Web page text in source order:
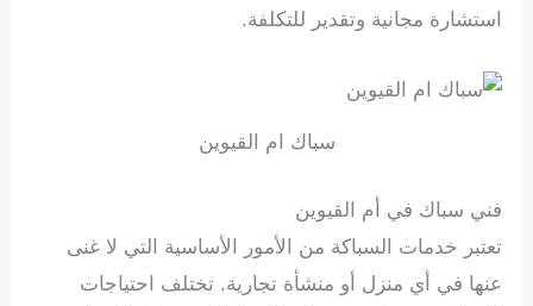
استشارة مجانية وتقدير للتكلفة.
سباك ام القيوين
فني سباك في أم القيوين
تعتبر خدمات السباكة من الأمور الأساسية التي لا غنى
عنها في أي منزل أو منشأة تجارية. تختلف احتياجات